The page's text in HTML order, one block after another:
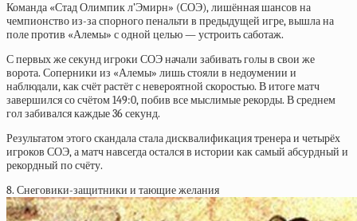
Команда «Стад Олимпик л’Эмирн» (СОЭ), лишённая шансов на
чемпионство из-за спорного пенальти в предыдущей игре, вышла на
поле против «Алемы» с одной целью — устроить саботаж.
С первых же секунд игроки СОЭ начали забивать голы в свои же
ворота. Соперники из «Алемы» лишь стояли в недоумении и
наблюдали, как счёт растёт с невероятной скоростью. В итоге матч
завершился со счётом 149:0, побив все мыслимые рекорды. В среднем
гол забивался каждые 36 секунд.
Результатом этого скандала стала дисквалификация тренера и четырёх
игроков СОЭ, а матч навсегда остался в истории как самый абсурдный и
рекордный по счёту.
8. Снеговики-защитники и тающие желания